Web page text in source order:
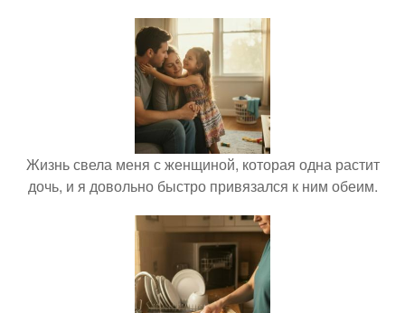
Жизнь свела меня с женщиной, которая одна растит
дочь, и я довольно быстро привязался к ним обеим.